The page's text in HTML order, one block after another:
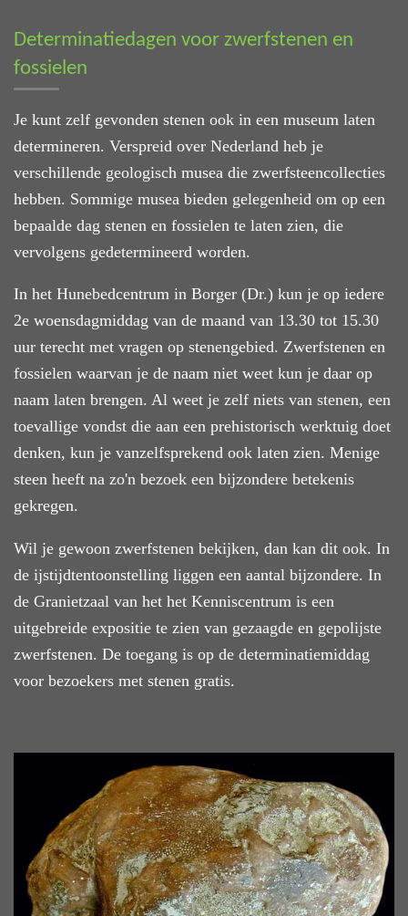
Determinatiedagen voor zwerfstenen en
fossielen
Je kunt zelf gevonden stenen ook in een museum laten
determineren. Verspreid over Nederland heb je
verschillende geologisch musea die zwerfsteencollecties
hebben. Sommige musea bieden gelegenheid om op een
bepaalde dag stenen en fossielen te laten zien, die
vervolgens gedetermineerd worden.
In het Hunebedcentrum in Borger (Dr.) kun je op iedere
2e woensdagmiddag van de maand van 13.30 tot 15.30
uur terecht met vragen op stenengebied. Zwerfstenen en
fossielen waarvan je de naam niet weet kun je daar op
naam laten brengen. Al weet je zelf niets van stenen, een
toevallige vondst die aan een prehistorisch werktuig doet
denken, kun je vanzelfsprekend ook laten zien. Menige
steen heeft na zo'n bezoek een bijzondere betekenis
gekregen.
Wil je gewoon zwerfstenen bekijken, dan kan dit ook. In
de ijstijdtentoonstelling liggen een aantal bijzondere. In
de Granietzaal van het het Kenniscentrum is een
uitgebreide expositie te zien van gezaagde en gepolijste
zwerfstenen. De toegang is op de determinatiemiddag
voor bezoekers met stenen gratis.